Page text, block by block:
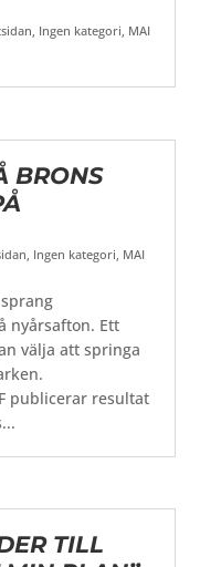
, Ingen kategori, MAI
BRONS
Ingen kategori MAI
nyårsafton. Ett
välja att springa
publicerar resultat
TILL